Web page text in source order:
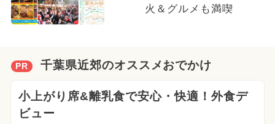
火＆グルメも満喫
PR 千葉県近郊のオススメおでかけ
小上がり席&離乳食で安心・快適！外食デ
ビュー